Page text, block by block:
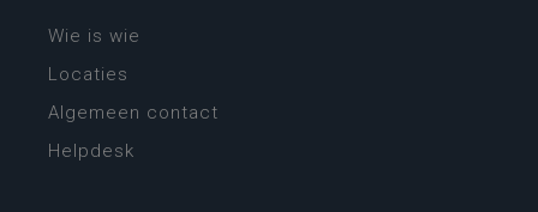
Wie is wie
Locaties
Algemeen contact
Helpdesk